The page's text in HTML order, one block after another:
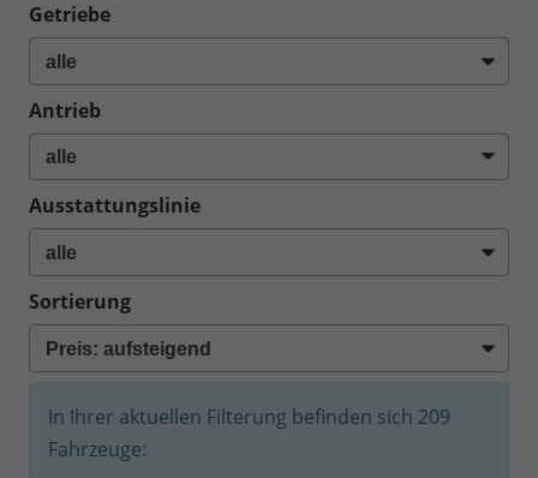
Getriebe
Antrieb
Ausstattungslinie
Sortierung
In Ihrer aktuellen Filterung befinden sich 209
Fahrzeuge: